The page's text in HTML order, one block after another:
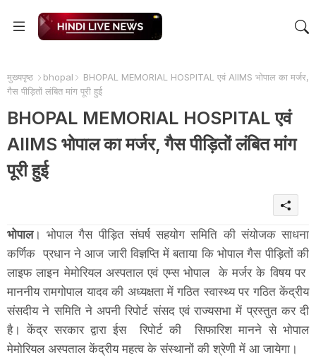
मुख्यपृष्ठ bhopal
BHOPAL MEMORIAL HOSPITAL एवं AIIMS भोपाल का मर्जर,
गैस पीड़ितों लंबित मांग पूरी हुई
BHOPAL MEMORIAL HOSPITAL एवं
AIIMS भोपाल का मर्जर, गैस पीड़ितों लंबित मांग
पूरी हुई
भोपाल। भोपाल गैस पीड़ित संघर्ष सहयोग समिति की संयोजक साधना
कर्णिक प्रधान ने आज जारी विज्ञप्ति में बताया कि भोपाल गैस पीड़ितों की
लाइफ लाइन मेमोरियल अस्पताल एवं एम्स भोपाल के मर्जर के विषय पर
माननीय रामगोपाल यादव की अध्यक्षता में गठित स्वास्थ्य पर गठित केंद्रीय
संसदीय ने समिति ने अपनी रिपोर्ट संसद एवं राज्यसभा में प्रस्तुत कर दी
है। केंद्र सरकार द्वारा ईस रिपोर्ट की सिफारिश मानने से भोपाल
मेमोरियल अस्पताल केंद्रीय महत्व के संस्थानों की श्रेणी में आ जायेगा।